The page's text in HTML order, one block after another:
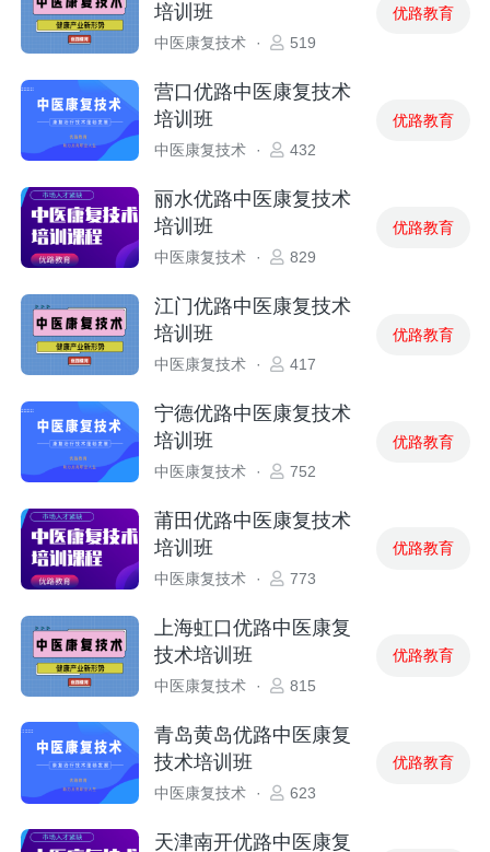
培训班
中医康复技术 · 519
优路教育
营口优路中医康复技术
培训班
中医康复技术 · 432
优路教育
丽水优路中医康复技术
培训班
中医康复技术 · 829
优路教育
江门优路中医康复技术
培训班
中医康复技术 · 417
优路教育
宁德优路中医康复技术
培训班
中医康复技术 · 752
优路教育
莆田优路中医康复技术
培训班
中医康复技术 · 773
优路教育
上海虹口优路中医康复
技术培训班
中医康复技术 · 815
优路教育
青岛黄岛优路中医康复
技术培训班
中医康复技术 · 623
优路教育
天津南开优路中医康复